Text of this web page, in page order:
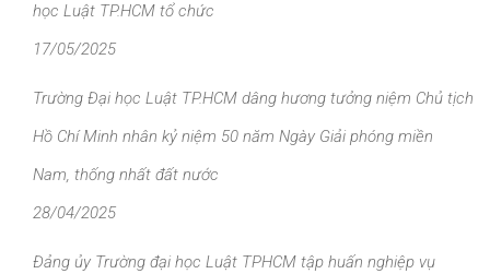
học Luật TP.HCM tổ chức
17/05/2025
Trường Đại học Luật TP.HCM dâng hương tưởng niệm Chủ tịch
Hồ Chí Minh nhân kỷ niệm 50 năm Ngày Giải phóng miền
Nam, thống nhất đất nước
28/04/2025
Đảng ủy Trường đại học Luật TPHCM tập huấn nghiệp vụ